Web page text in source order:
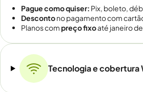
Pague como quiser: Pix, boleto,
Descontono pagamento com
Planos compreço fixoaté janeiro
Tecnologia e cobertura